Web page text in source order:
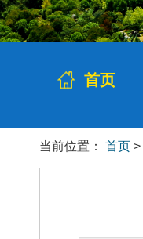
首页
当前位置： 首页 >